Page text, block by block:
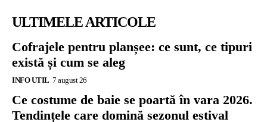
ULTIMELE ARTICOLE
Cofrajele pentru planșee: ce sunt, ce tipuri
există și cum se aleg
INFO UTIL 7 august 26
Ce costume de baie se poartă în vara 2026.
Tendințele care domină sezonul estival